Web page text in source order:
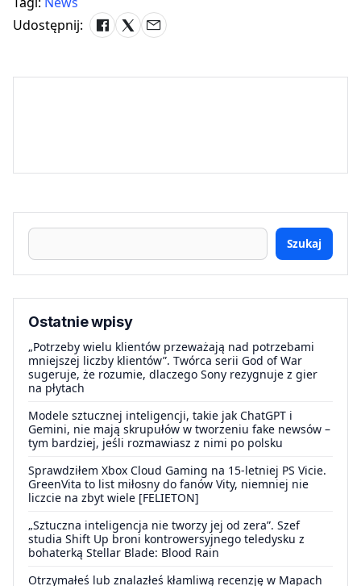
Udostępnij:
Szukaj
Ostatnie wpisy
„Potrzeby wielu klientów przeważają nad potrzebami
mniejszej liczby klientów”. Twórca serii God of War
sugeruje, że rozumie, dlaczego Sony rezygnuje z gier
na płytach
Modele sztucznej inteligencji, takie jak ChatGPT i
Gemini, nie mają skrupułów w tworzeniu fake newsów –
tym bardziej, jeśli rozmawiasz z nimi po polsku
Sprawdziłem Xbox Cloud Gaming na 15-letniej PS Vicie.
GreenVita to list miłosny do fanów Vity, niemniej nie
liczcie na zbyt wiele [FELIETON]
„Sztuczna inteligencja nie tworzy jej od zera”. Szef
studia Shift Up broni kontrowersyjnego teledysku z
bohaterką Stellar Blade: Blood Rain
Otrzymałeś lub znalazłeś kłamliwą recenzję w Mapach